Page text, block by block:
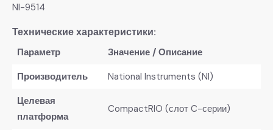
NI-9514
​Технические характеристики:​
Параметр
Значение / Описание
​Производитель​
National Instruments (NI)
​Целевая
платформа​
CompactRIO (слот C-серии)